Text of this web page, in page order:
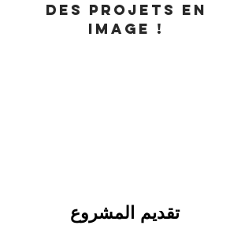
Des projets en
image !
تقديم المشروع